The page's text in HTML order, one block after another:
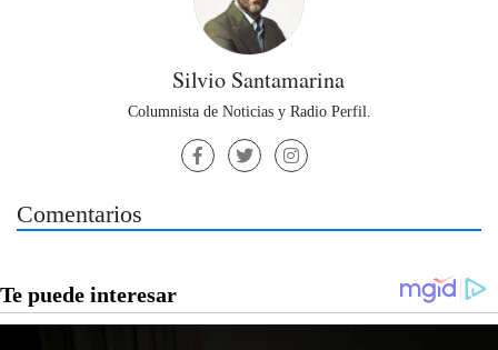
Silvio Santamarina
Columnista de Noticias y Radio Perfil.
Comentarios